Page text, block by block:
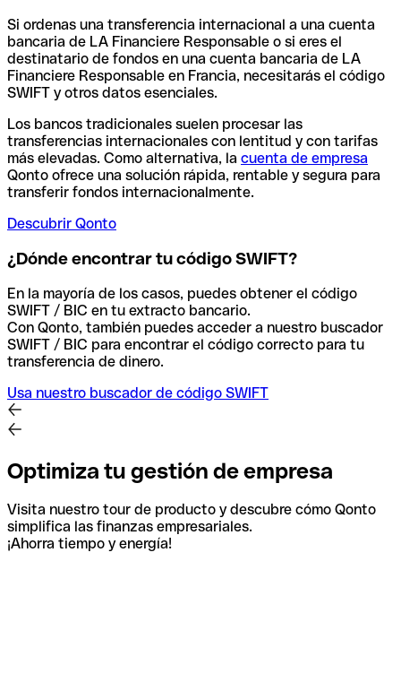
Si ordenas una transferencia internacional a una cuenta
bancaria de LA Financiere Responsable o si eres el
destinatario de fondos en una cuenta bancaria de LA
Financiere Responsable en Francia, necesitarás el código
SWIFT y otros datos esenciales.
Los bancos tradicionales suelen procesar las
transferencias internacionales con lentitud y con tarifas
más elevadas. Como alternativa, la cuenta de empresa
Qonto ofrece una solución rápida, rentable y segura para
transferir fondos internacionalmente.
Descubrir Qonto
¿Dónde encontrar tu código SWIFT?
En la mayoría de los casos, puedes obtener el código
SWIFT / BIC en tu extracto bancario.
Con Qonto, también puedes acceder a nuestro buscador
SWIFT / BIC para encontrar el código correcto para tu
transferencia de dinero.
Usa nuestro buscador de código SWIFT
Optimiza tu gestión de empresa
Visita nuestro tour de producto y descubre cómo Qonto
simplifica las finanzas empresariales.
¡Ahorra tiempo y energía!